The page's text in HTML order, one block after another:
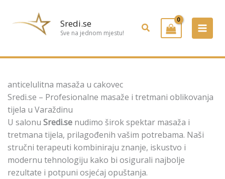
Sredi.se
Sve na jednom mjestu! Pretraživanje
anticelulitna masaža u cakovec
Sredi.se – Profesionalne masaže i tretmani oblikovanja
tijela u Varaždinu
U salonu Sredi.se nudimo širok spektar masaža i
tretmana tijela, prilagođenih vašim potrebama. Naši
stručni terapeuti kombiniraju znanje, iskustvo i
modernu tehnologiju kako bi osigurali najbolje
rezultate i potpuni osjećaj opuštanja.